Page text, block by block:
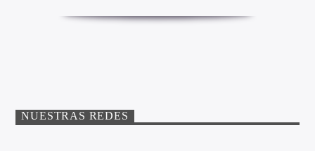
NUESTRAS REDES